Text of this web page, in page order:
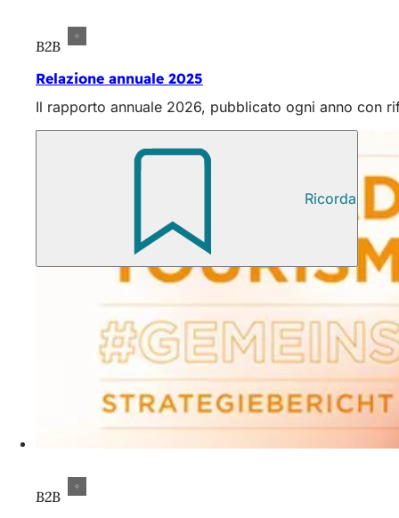
B2B
Relazione annuale 2025
Il rapporto annuale 2026, pubblicato ogni anno con
Ricorda
B2B